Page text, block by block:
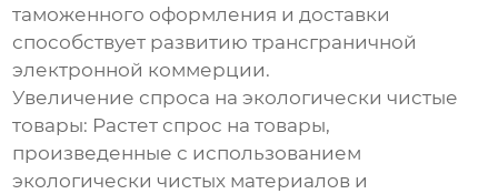
таможенного оформления и доставки
способствует развитию трансграничной
электронной коммерции.
Увеличение спроса на экологически чистые
товары: Растет спрос на товары,
произведенные с использованием
экологически чистых материалов и